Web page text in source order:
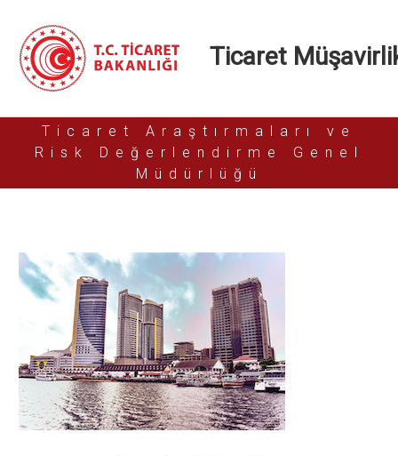
Ticaret
Ticaret Araştırmaları ve
Risk Değerlendirme Genel
Müdürlüğü